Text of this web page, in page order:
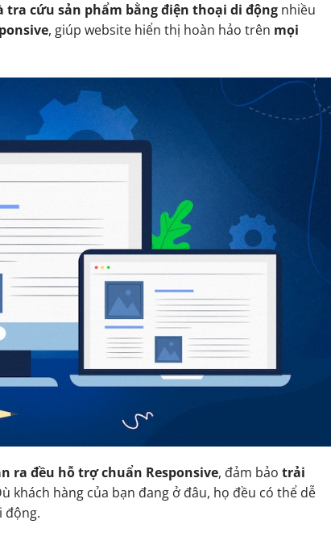
tra cứu sản phẩm bằng điện thoại di động nhiều
, giúp website hiển thị hoàn hảo trên mọi
ra đều hỗ trợ chuẩn Responsive, đảm bảo trải
khách hàng của bạn đang ở đâu, họ đều có thể dễ
động.